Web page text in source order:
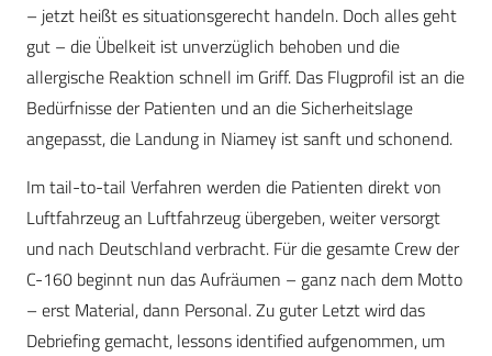
– jetzt heißt es situationsgerecht handeln. Doch alles geht
gut – die Übelkeit ist unverzüglich behoben und die
allergische Reaktion schnell im Griff. Das Flugprofil ist an die
Bedürfnisse der Patienten und an die Sicherheitslage
angepasst, die Landung in Niamey ist sanft und schonend.
Im tail-to-tail Verfahren werden die Patienten direkt von
Luftfahrzeug an Luftfahrzeug übergeben, weiter versorgt
und nach Deutschland verbracht. Für die gesamte Crew der
C-160 beginnt nun das Aufräumen – ganz nach dem Motto
– erst Material, dann Personal. Zu guter Letzt wird das
Debriefing gemacht, lessons identified aufgenommen, um